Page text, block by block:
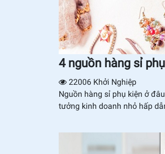
4 nguồn hàng sỉ
22006 Khởi Nghiệp
Nguồn hàng sỉ phụ kiện ở
tưởng kinh doanh nhỏ hấp